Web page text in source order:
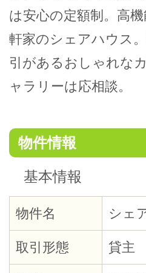
は安心の定額制。高
軒家のシェアハウス
引があるおしゃれな
ャラリーは応相談。
物件情報
基本情報
物件名 シェ
取引形態 貸主